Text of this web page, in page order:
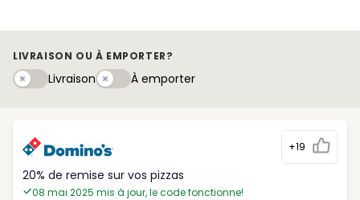
LIVRAISON OU À EMPORTER?
LivraisonLivraisonÀ emportery
À emporter
+19
20% de remise sur vos pizzas
08 mai 2025 mis à jour, le code fonctionne!